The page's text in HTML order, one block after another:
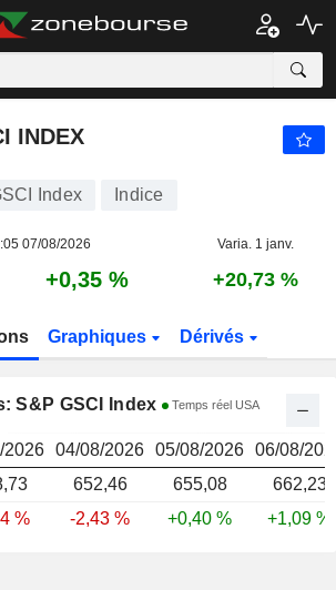
PTS
INDEX
Index Indice
07/08/2026 Varia. 1 janv.
+0,35 % +20,73 %
Graphiques Dérivés
S&P GSCI Index Temps réel USA
2026 04/08/2026 05/08/2026 06/08/
652,46 655,08
662,23
% -2,43 % +0,40 % +1,09 %